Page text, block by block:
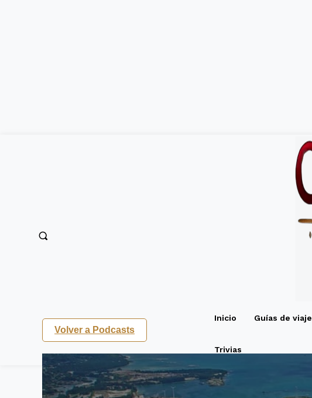
Inicio Guías de viaje
Trivias
Volver a Podcasts